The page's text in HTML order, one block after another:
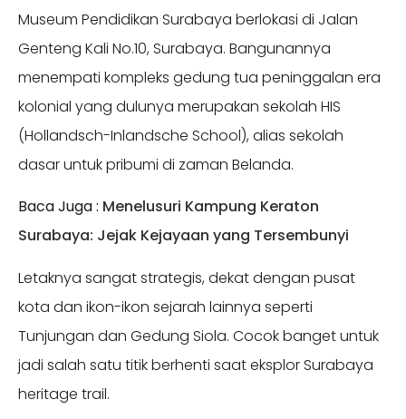
Museum Pendidikan Surabaya berlokasi di Jalan
Genteng Kali No.10, Surabaya. Bangunannya
menempati kompleks gedung tua peninggalan era
kolonial yang dulunya merupakan sekolah HIS
(Hollandsch-Inlandsche School), alias sekolah
dasar untuk pribumi di zaman Belanda.
Baca Juga : Menelusuri Kampung Keraton
Surabaya: Jejak Kejayaan yang Tersembunyi
Letaknya sangat strategis, dekat dengan pusat
kota dan ikon-ikon sejarah lainnya seperti
Tunjungan dan Gedung Siola. Cocok banget untuk
jadi salah satu titik berhenti saat eksplor Surabaya
heritage trail.